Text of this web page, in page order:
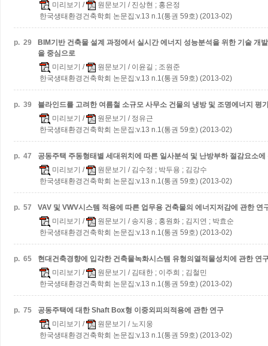
미리보기 / 원문보기 / 진상현 ; 홍은정
한국생태환경건축학회 논문집:v.13 n.1(통권 59호) (2013-02)
p. 29
BIM기반 건축물 설계 과정에서 실시간 에너지 성능분석을 위한 기술 개
을 중심으로
미리보기 / 원문보기 / 이윤길 ; 조원준
한국생태환경건축학회 논문집:v.13 n.1(통권 59호) (2013-02)
p. 39
블라인드를 고려한 여름철 소규모 사무소 건물의 냉방 및 조명에너지 평
미리보기 / 원문보기 / 정유근
한국생태환경건축학회 논문집:v.13 n.1(통권 59호) (2013-02)
p. 47
공동주택 주동형태별 세대위치에 따른 일사분석 및 난방부하 절감요소에
미리보기 / 원문보기 / 김수정 ; 박두용 ; 김강수
한국생태환경건축학회 논문집:v.13 n.1(통권 59호) (2013-02)
p. 57
VAV 및 VWV시스템 적용에 따른 업무용 건축물의 에너지저감에 관한 연
미리보기 / 원문보기 / 송지용 ; 홍원화 ; 김지연 ; 박효순
한국생태환경건축학회 논문집:v.13 n.1(통권 59호) (2013-02)
p. 65
현대건축경향에 입각한 건축물녹화시스템 유형의열적물성치에 관한 연
미리보기 / 원문보기 / 김태한 ; 이주희 ; 김철민
한국생태환경건축학회 논문집:v.13 n.1(통권 59호) (2013-02)
p. 75
공동주택에 대한 Shaft Box형 이중외피의적용에 관한 연구
미리보기 / 원문보기 / 노지웅
한국생태환경건축학회 논문집:v.13 n.1(통권 59호) (2013-02)